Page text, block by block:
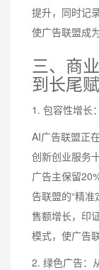
提升，同时记
使广告联盟成
三、商
到长尾
1. 包容性增长
AI广告联盟正
创新创业服务
广告主保留
告联盟的“精
售额增长，印
模式，使广告
2. 绿色广告：